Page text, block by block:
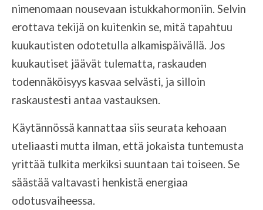
nimenomaan nousevaan istukkahormoniin. Selvin
erottava tekijä on kuitenkin se, mitä tapahtuu
kuukautisten odotetulla alkamispäivällä. Jos
kuukautiset jäävät tulematta, raskauden
todennäköisyys kasvaa selvästi, ja silloin
raskaustesti antaa vastauksen.
Käytännössä kannattaa siis seurata kehoaan
uteliaasti mutta ilman, että jokaista tuntemusta
yrittää tulkita merkiksi suuntaan tai toiseen. Se
säästää valtavasti henkistä energiaa
odotusvaiheessa.